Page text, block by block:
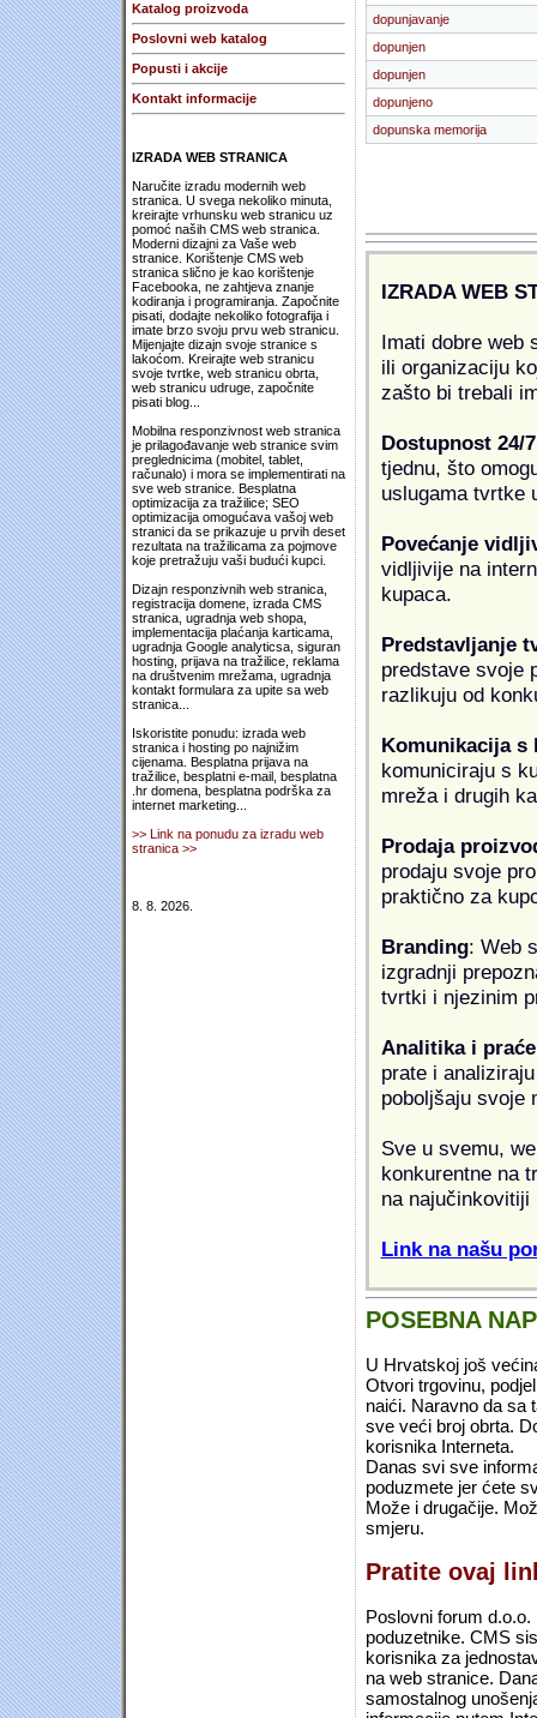
Katalog proizvoda
Poslovni web katalog
Popusti i akcije
Kontakt informacije
IZRADA WEB STRANICA
Naručite izradu modernih web
stranica. U svega nekoliko minuta,
kreirajte vrhunsku web stranicu uz
pomoć naših CMS web stranica.
Moderni dizajni za Vaše web
stranice. Korištenje CMS web
stranica slično je kao korištenje
Facebooka, ne zahtjeva znanje
kodiranja i programiranja. Započnite
pisati, dodajte nekoliko fotografija i
imate brzo svoju prvu web stranicu.
Mijenjajte dizajn svoje stranice s
lakoćom. Kreirajte web stranicu
svoje tvrtke, web stranicu obrta,
web stranicu udruge, započnite
pisati blog...
Mobilna responzivnost web stranica
je prilagođavanje web stranice svim
preglednicima (mobitel, tablet,
računalo) i mora se implementirati na
sve web stranice. Besplatna
optimizacija za tražilice; SEO
optimizacija omogućava vašoj web
stranici da se prikazuje u prvih deset
rezultata na tražilicama za pojmove
koje pretražuju vaši budući kupci.
Dizajn responzivnih web stranica,
registracija domene, izrada CMS
stranica, ugradnja web shopa,
implementacija plaćanja karticama,
ugradnja Google analyticsa, siguran
hosting, prijava na tražilice, reklama
na društvenim mrežama, ugradnja
kontakt formulara za upite sa web
stranica...
Iskoristite ponudu: izrada web
stranica i hosting po najnižim
cijenama. Besplatna prijava na
tražilice, besplatni e-mail, besplatna
.hr domena, besplatna podrška za
internet marketing...
>> Link na ponudu za izradu web
stranica >>
8. 8. 2026.
dopunjavanje
dopunjen
dopunjen
dopunjeno
dopunska memorija
IZRADA WEB
Imati dobre web
ili organizaciju
zašto bi trebali
Dostupnost 24/7
tjednu, što
uslugama tvrtke
Povećanje
vidljivije na
kupaca.
Predstavljanje
predstave svoje
razlikuju od
Komunikacija s
komuniciraju s
mreža i drugih
Prodaja
prodaju svoje
praktično za
Branding: Web
izgradnji
tvrtki i njezinim
Analitika i
prate i
poboljšaju svoje
Sve u svemu,
konkurentne na
na najučinkovitiji
Link na našu
POSEBNA
U Hrvatskoj još
Otvori trgovinu,
naići. Naravno da sa
sve veći broj obrta.
korisnika Interneta.
Danas svi sve
poduzmete jer ćete
Može i drugačije.
smjeru.
Pratite ovaj
Poslovni forum
poduzetnike. CMS
korisnika za
na web stranice.
samostalnog